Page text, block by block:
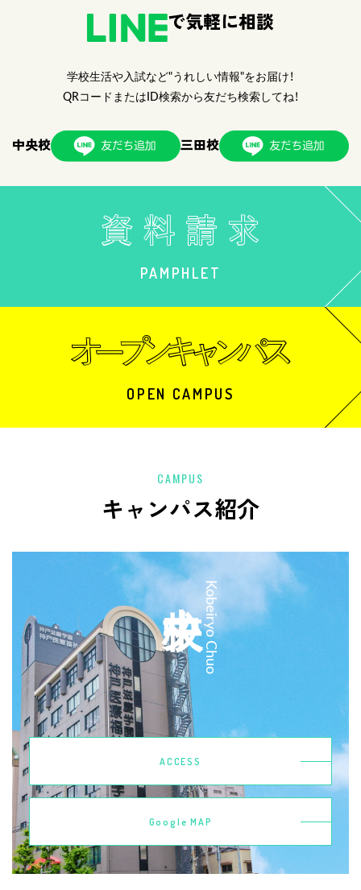
で気軽に相談
学校生活や入試など"うれしい情報"をお届け！
QRコードまたはID検索から友だち検索してね！
中央校 三田校
PAMPHLET
OPEN CAMPUS
CAMPUS
キャンパス紹介
Kobeiryo Chuo
ACCESS
Google MAP